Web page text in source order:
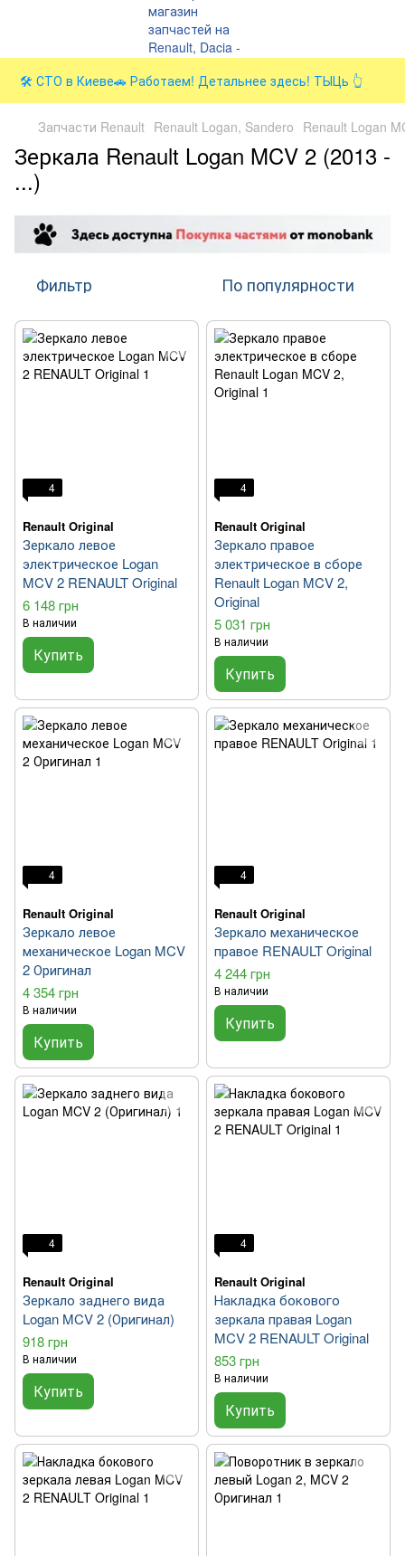
🛠️ СТО в Киеве🚗 Работаем! Детальнее здесь! ТЫЦь 👆
Запчасти Renault Renault Logan, Sandero Renault Logan
Зеркала Renault Logan MCV 2 (2013 -
...)
Фильтр По популярности
4
Renault Original
Зеркало левое
электрическое Logan
MCV 2 RENAULT Original
6 148 грн
В наличии
Купить
4
Renault Original
Зеркало правое
электрическое в сборе
Renault Logan MCV 2,
Original
5 031 грн
В наличии
Купить
4
Renault Original
Зеркало левое
механическое Logan MCV
2 Оригинал
4 354 грн
В наличии
Купить
4
Renault Original
Зеркало механическое
правое RENAULT Original
4 244 грн
В наличии
Купить
4
Renault Original
Зеркало заднего вида
Logan MCV 2 (Оригинал)
918 грн
В наличии
Купить
4
Renault Original
Накладка бокового
зеркала правая Logan
MCV 2 RENAULT Original
853 грн
В наличии
Купить